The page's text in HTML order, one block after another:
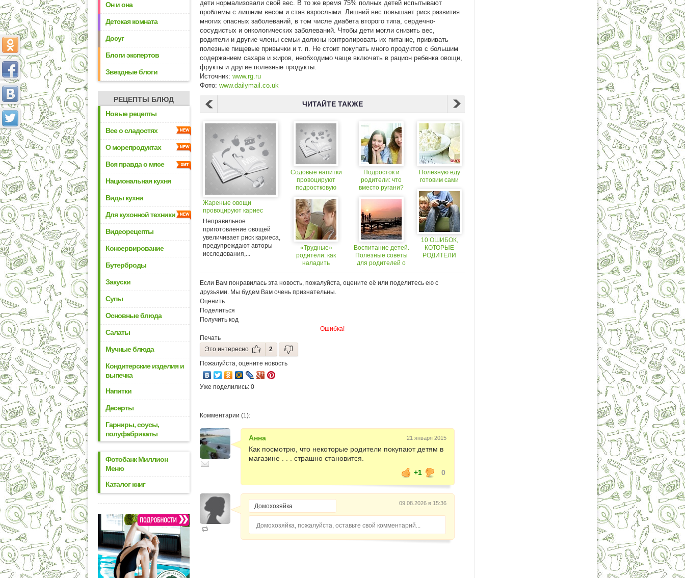
Он и она
Детская комната
Досуг
Блоги экспертов
Звездные блоги
РЕЦЕПТЫ БЛЮД
Новые рецепты
Все о сладостях
О морепродуктах
Вся правда о мясе
Национальная кухня
Виды кухни
Для кухонной техники
Видеорецепты
Консервирование
Бутерброды
Закуски
Супы
Основные блюда
Салаты
Мучные блюда
Кондитерские изделия и
выпечка
Напитки
Десерты
Гарниры, соусы,
полуфабрикаты
Фотобанк Миллион
Меню
Каталог книг
дети нормализовали свой вес. В то же время 75% полных детей испытывают
проблемы с лишним весом и став взрослыми. Лишний вес повышает риск развития
многих опасных заболеваний, в том числе диабета второго типа, сердечно-
сосудистых и онкологических заболеваний. Чтобы дети могли снизить вес,
родители и другие члены семьи должны контролировать их питание, прививать
полезные пищевые привычки и т. п. Не стоит покупать много продуктов с большим
содержанием сахара и жиров, необходимо чаще включать в рацион ребенка овощи,
фрукты и другие полезные продукты.
Источник: www.rg.ru
Фото: www.dailymail.co.uk
ЧИТАЙТЕ ТАКЖЕ
Жареные овощи
провоцируют кариес
Неправильное
приготовление овощей
увеличивает риск кариеса,
предупреждают авторы
исследования,...
Содовые напитки
провоцируют
подростковую
«Трудные»
родители: как
наладить
Подросток и
родители: что
вместо ругани?
Воспитание детей.
Полезные советы
для родителей о
Полезную еду
готовим сами
10 ОШИБОК,
КОТОРЫЕ
РОДИТЕЛИ
Если Вам понравилась эта новость, пожалуйста, оцените её или поделитесь ею с
друзьями. Мы будем Вам очень признательны.
Оценить
Поделиться
Получить код
Ошибка!
Печать
Это интересно
2
Пожалуйста, оцените новость
Уже поделились: 0
Комментарии (1):
Анна 21 января 2015
Как посмотрю, что некоторые родители покупают детям в
магазине . . . страшно становится.
+1
0
09.08.2026 в 15:36
Домохозяйка, пожалуйста, оставьте свой комментарий...